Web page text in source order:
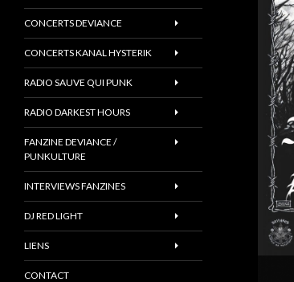
CONCERTS DEVIANCE
CONCERTS KANAL HYSTERIK
RADIO SAUVE QUI PUNK
RADIO DARKEST HOURS
FANZINE DEVIANCE /
PUNKULTURE
INTERVIEWS FANZINES
DJ RED LIGHT
LIENS
CONTACT